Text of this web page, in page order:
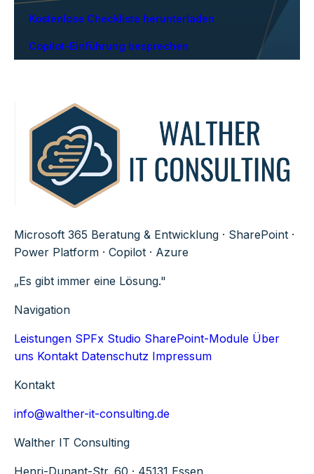
Kostenlose Checkliste herunterladen
Copilot-Einführung besprechen
Microsoft 365 Beratung & Entwicklung · SharePoint ·
Power Platform · Copilot · Azure
„Es gibt immer eine Lösung."
Navigation
Leistungen SPFx Studio SharePoint-Module Über
uns Kontakt Datenschutz Impressum
Kontakt
info@walther-it-consulting.de
Walther IT Consulting
Henri-Dunant-Str. 60 · 45131 Essen